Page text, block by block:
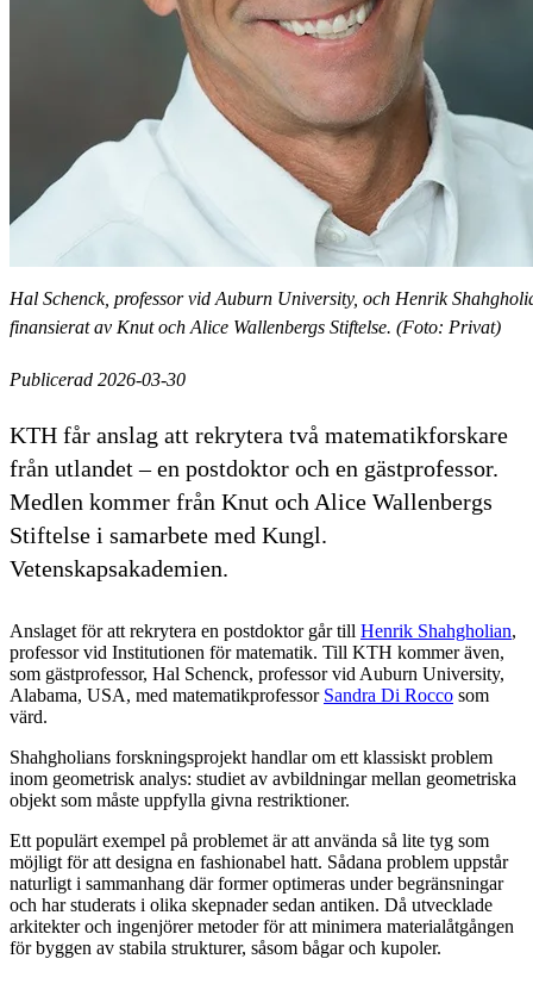
Hal Schenck, professor vid Auburn University, och Henrik
finansierat av Knut och Alice Wallenbergs Stiftelse. (Foto: Privat)
Publicerad 2026-03-30
KTH får anslag att rekrytera två matematikforskare
från utlandet – en postdoktor och en gästprofessor.
Medlen kommer från Knut och Alice Wallenbergs
Stiftelse i samarbete med Kungl.
Vetenskapsakademien.
Anslaget för att rekrytera en postdoktor går till Henrik Shahgholian,
professor vid Institutionen för matematik. Till KTH kommer även,
som gästprofessor, Hal Schenck, professor vid Auburn University,
Alabama, USA, med matematikprofessor Sandra Di Rocco som
värd.
Shahgholians forskningsprojekt handlar om ett klassiskt problem
inom geometrisk analys: studiet av avbildningar mellan geometriska
objekt som måste uppfylla givna restriktioner.
Ett populärt exempel på problemet är att använda så lite tyg som
möjligt för att designa en fashionabel hatt. Sådana problem uppstår
naturligt i sammanhang där former optimeras under begränsningar
och har studerats i olika skepnader sedan antiken. Då utvecklade
arkitekter och ingenjörer metoder för att minimera materialåtgången
för byggen av stabila strukturer, såsom bågar och kupoler.